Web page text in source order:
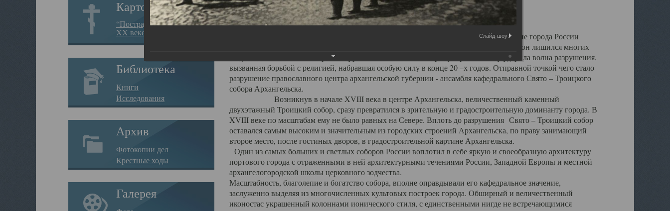
Картотека
“Пострадавшие за веру в
XX веке на Севере”
Библиотека
Книги
Исследования
Архив
Фотокопии дел
Крестные ходы
Галерея
Свято-Троицкий собор Архангельска
23.12.2015
Сегодня мы можем говорить, что Архангельск в большей мере, чем другие губернские города России
пострадал от целенаправленных систематических разрушений, в результате которых он лишился многих
выдающихся памятников архитектуры. Больше всего по старому Архангельску ударила волна разрушения,
вызванная борьбой с религией, набравшая особую силу в конце 20 –х годов. Отправной точкой чего стало
разрушение православного центра архангельской губернии - ансамбля кафедрального Свято – Троицкого
собора Архангельска.
Возникнув в начале XVIII века в центре Архангельска, величественный каменный
двухэтажный Троицкий собор, сразу превратился в зрительную и градостроительную доминанту города. В
XVIII веке по масштабам ему не было равных на Севере. Вплоть до разрушения Свято – Троицкий собор
оставался самым высоким и значительным из городских строений Архангельска, по праву занимающий
второе место, после гостиных дворов, в градостроительной картине Архангельска.
Один из самых больших и светлых соборов России воплотил в себе яркую и своеобразную архитектуру
портового города с отраженными в ней архитектурными течениями России, Западной Европы и местной
архангелогородской школы церковного зодчества.
Масштабность, благолепие и богатство собора, вполне оправдывали его кафедральное значение,
заслуженно выделяя из многочисленных культовых построек города. Обширный и величественный
иконостас украшенный колоннами ионического стиля, с единственными нигде не встречающимися
Слайд-шоу: